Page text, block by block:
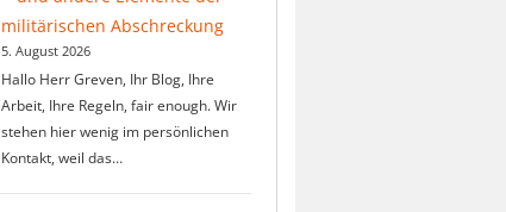
militärischen Abschreckung
5. August 2026
Hallo Herr Greven, Ihr Blog, Ihre
Arbeit, Ihre Regeln, fair enough. Wir
stehen hier wenig im persönlichen
Kontakt, weil das…